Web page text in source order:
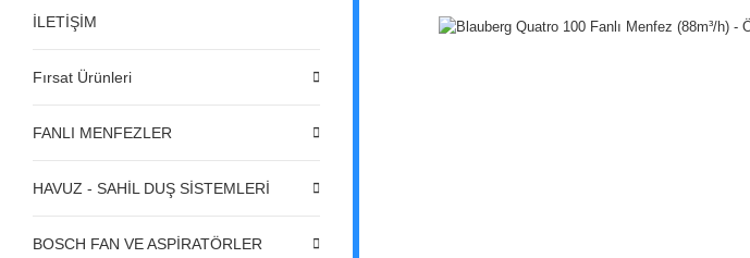
İLETİŞİM
Fırsat Ürünleri
FANLI MENFEZLER
HAVUZ - SAHİL DUŞ SİSTEMLERİ
BOSCH FAN VE ASPİRATÖRLER